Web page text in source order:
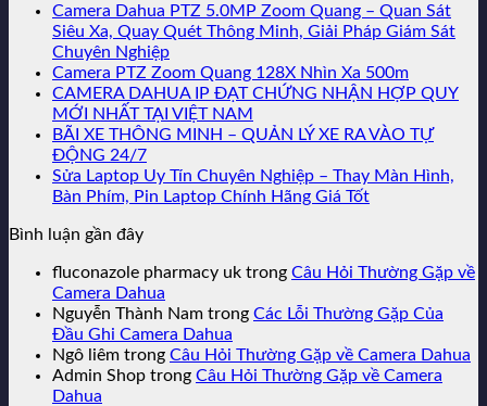
Camera Dahua PTZ 5.0MP Zoom Quang – Quan Sát
Siêu Xa, Quay Quét Thông Minh, Giải Pháp Giám Sát
Chuyên Nghiệp
Camera PTZ Zoom Quang 128X Nhìn Xa 500m
CAMERA DAHUA IP ĐẠT CHỨNG NHẬN HỢP QUY
MỚI NHẤT TẠI VIỆT NAM
BÃI XE THÔNG MINH – QUẢN LÝ XE RA VÀO TỰ
ĐỘNG 24/7
Sửa Laptop Uy Tín Chuyên Nghiệp – Thay Màn Hình,
Bàn Phím, Pin Laptop Chính Hãng Giá Tốt
Bình luận gần đây
fluconazole pharmacy uk trong Câu Hỏi Thường Gặp về
Camera Dahua
Nguyễn Thành Nam trong Các Lỗi Thường Gặp Của
Đầu Ghi Camera Dahua
Ngô liêm trong Câu Hỏi Thường Gặp về Camera Dahua
Admin Shop trong Câu Hỏi Thường Gặp về Camera
Dahua